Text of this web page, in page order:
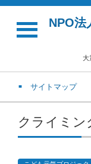
NPO法
大
サイトマップ
クライミン